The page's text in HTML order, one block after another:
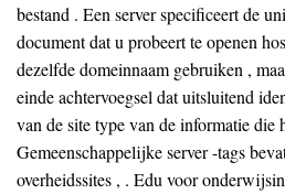
bestand . Een server specificeert de
document dat u probeert te openen
dezelfde domeinnaam gebruiken ,
einde achtervoegsel dat uitsluitend
van de site type van de informatie die
Gemeenschappelijke server -tags
overheidssites , . Edu voor